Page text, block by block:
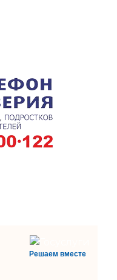
Решаем вместе